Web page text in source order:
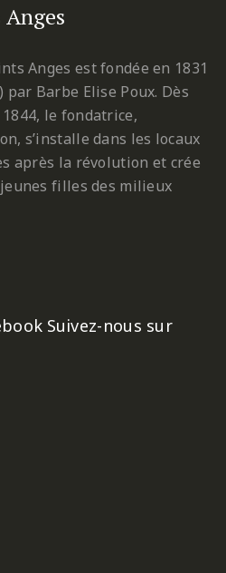
Anges est fondée en 1831
Barbe Elise Poux. Dès
le fondatrice,
s’installe dans les locaux
après la révolution et crée
filles des milieux
Suivez-nous sur